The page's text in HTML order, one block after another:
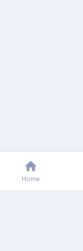
Home